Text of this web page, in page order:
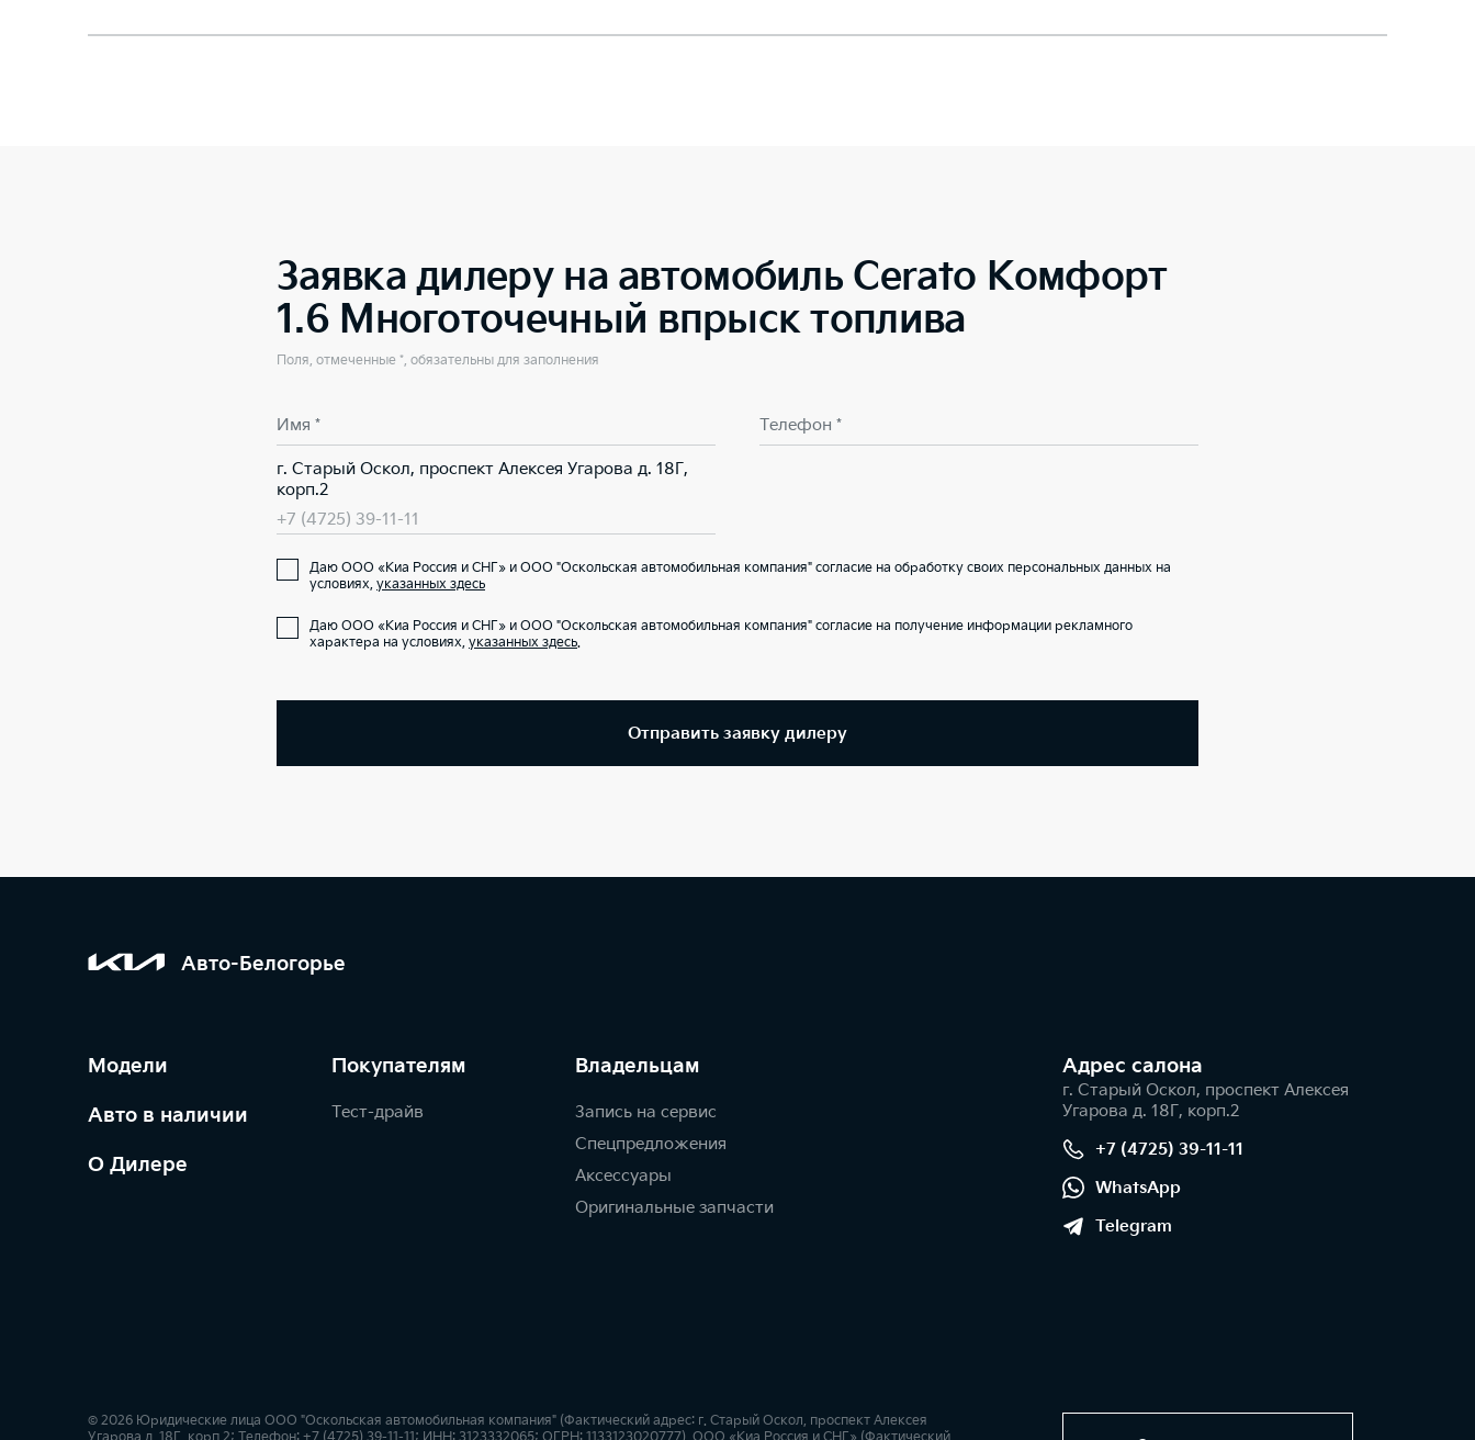
Заявка дилеру на автомобиль Cerato Комфорт
1.6 Многоточечный впрыск топлива
Поля, отмеченные *, обязательны для заполнения
Имя * Телефон *
г. Старый Оскол, проспект Алексея Угарова д. 18Г,
корп.2
+7 (4725) 39-11-11
Даю ООО «Киа Россия и СНГ» и ООО "Оскольская автомобильная компания" согласие на обработку своих персональных данных на
условиях, указанных здесь
Даю ООО «Киа Россия и СНГ» и ООО "Оскольская автомобильная компания" согласие на получение информации рекламного
характера на условиях, указанных здесь.
Отправить заявку дилеру
Авто-Белогорье
Модели
Авто в наличии
О Дилере
Покупателям
Тест-драйв
Владельцам
Запись на сервис
Спецпредложения
Аксессуары
Оригинальные запчасти
Адрес салонa
г. Старый Оскол, проспект Алексея
Угарова д. 18Г, корп.2
+7 (4725) 39-11-11
WhatsApp
Telegram
© 2026 Юридические лица ООО "Оскольская автомобильная компания" (Фактический адрес: г. Старый Оскол, проспект Алексея